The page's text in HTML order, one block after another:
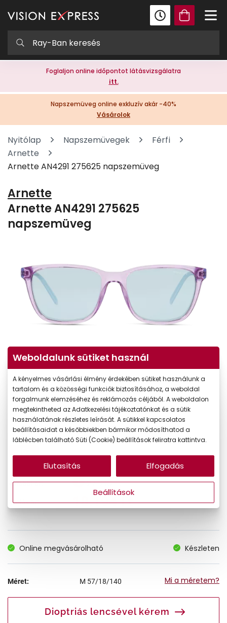
Foglaljon online időpontot látásvizsgálatra
itt.
Napszemüveg online exkluzív akár -40%
Vásárolok
Nyitólap Napszemüvegek
Férfi
Arnette
Arnette AN4291 275625 napszemüveg
Arnette
Arnette AN4291 275625
napszemüveg
Korábbi ár: 27.990 Ft
Akciós ár: 18.194 Ft
Online megvásárolható Készleten
Méret: M 57/18/140 Mi a méretem?
Dioptriás lencsével kérem
Weboldalunk sütiket használ
A kényelmes vásárlási élmény érdekében sütiket használunk a
tartalom és a közösségi funkciók biztosításához, a weboldal
forgalmunk elemzéséhez és reklámozás céljából. A weboldalon
megtekintheted az Adatkezelési tájékoztatónkat és a sütik
használatának részletes leírását. A sütikkel kapcsolatos
beállításaidat a későbbiekben bármikor módosíthatod a
láblécben található Süti (Cookie) beállítások feliratra kattintva.
Beállítások
Elutasítás Elfogadás